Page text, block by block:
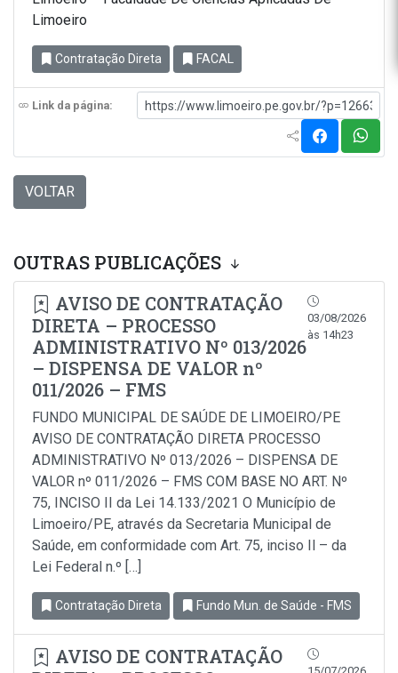
Limoeiro
Contratação Direta FACAL
Link da página:
VOLTAR
OUTRAS PUBLICAÇÕES
AVISO DE CONTRATAÇÃO
DIRETA – PROCESSO
ADMINISTRATIVO Nº 013/2026
– DISPENSA DE VALOR nº
011/2026 – FMS
03/08/2026
às 14h23
FUNDO MUNICIPAL DE SAÚDE DE LIMOEIRO/PE
AVISO DE CONTRATAÇÃO DIRETA PROCESSO
ADMINISTRATIVO Nº 013/2026 – DISPENSA DE
VALOR nº 011/2026 – FMS COM BASE NO ART. Nº
75, INCISO II da Lei 14.133/2021 O Município de
Limoeiro/PE, através da Secretaria Municipal de
Saúde, em conformidade com Art. 75, inciso Il – da
Lei Federal n.º […]
Contratação Direta Fundo Mun. de Saúde - FMS
AVISO DE CONTRATAÇÃO